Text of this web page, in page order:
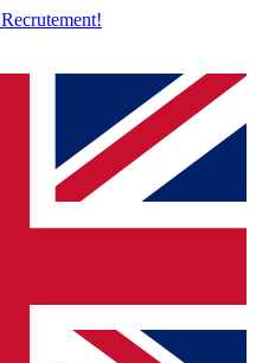
Recrutement!